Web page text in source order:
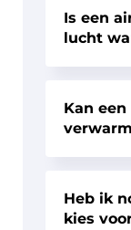
Is een
lucht
Kan
Heb ik
kies